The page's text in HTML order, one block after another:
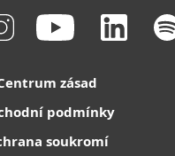
zásad
podmínky
soukromí